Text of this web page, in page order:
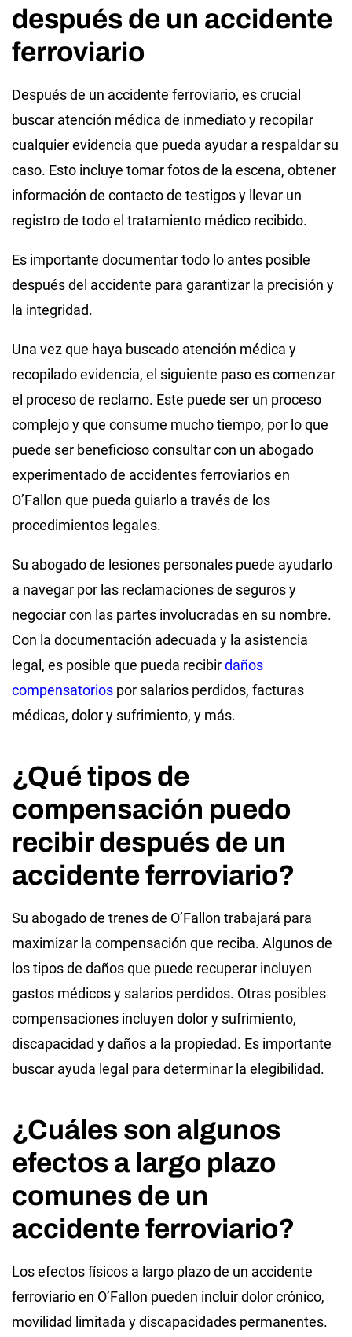
después de un accidente
ferroviario
Después de un accidente ferroviario, es crucial
buscar atención médica de inmediato y recopilar
cualquier evidencia que pueda ayudar a respaldar su
caso. Esto incluye tomar fotos de la escena, obtener
información de contacto de testigos y llevar un
registro de todo el tratamiento médico recibido.
Es importante documentar todo lo antes posible
después del accidente para garantizar la precisión y
la integridad.
Una vez que haya buscado atención médica y
recopilado evidencia, el siguiente paso es comenzar
el proceso de reclamo. Este puede ser un proceso
complejo y que consume mucho tiempo, por lo que
puede ser beneficioso consultar con un abogado
experimentado de accidentes ferroviarios en
O’Fallon que pueda guiarlo a través de los
procedimientos legales.
Su abogado de lesiones personales puede ayudarlo
a navegar por las reclamaciones de seguros y
negociar con las partes involucradas en su nombre.
Con la documentación adecuada y la asistencia
legal, es posible que pueda recibirdaños
compensatorios por salarios perdidos, facturas
médicas, dolor y sufrimiento, y más.
¿Qué tipos de
compensación puedo
recibir después de un
accidente ferroviario?
Su abogado de trenes de O’Fallon trabajará para
maximizar la compensación que reciba. Algunos de
los tipos de daños que puede recuperar incluyen
gastos médicos y salarios perdidos. Otras posibles
compensaciones incluyen dolor y sufrimiento,
discapacidad y daños a la propiedad. Es importante
buscar ayuda legal para determinar la elegibilidad.
¿Cuáles son algunos
efectos a largo plazo
comunes de un
accidente ferroviario?
Los efectos físicos a largo plazo de un accidente
ferroviario en O’Fallon pueden incluir dolor crónico,
movilidad limitada y discapacidades permanentes.